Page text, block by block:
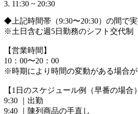
3. 11:30 ~ 20:30
◆上記時間帯（9:30〜20:30）の間で
※土日含む週5日勤務のシフト交代制
【営業時間】
10：00〜20：00
※時期により時間の変動がある場合が
【1日のスケジュール例（早番の場合
9:30 ｜出勤
9:40 ｜陳列商品の手直し